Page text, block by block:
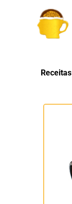
Receitas